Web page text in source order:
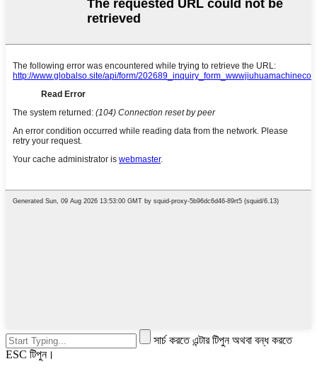
সার্চ করতে এন্টার টিপুন অথবা বন্ধ করতে
ESC টিপুন।